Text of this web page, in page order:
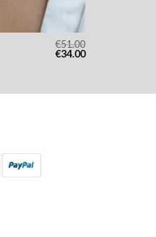
€51.00
€34.00